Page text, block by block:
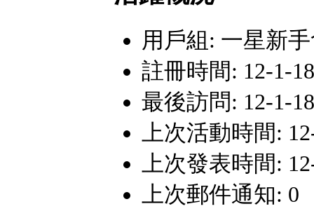
用戶組: 一星新
註冊時間: 12-1-
最後訪問: 12-1-
上次活動時間:
上次發表時間:
上次郵件通知: 0